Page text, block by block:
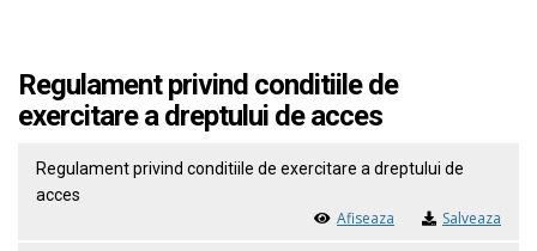
Regulament privind conditiile de
exercitare a dreptului de acces
Regulament privind conditiile de exercitare a dreptului de
acces
Afiseaza Salveaza